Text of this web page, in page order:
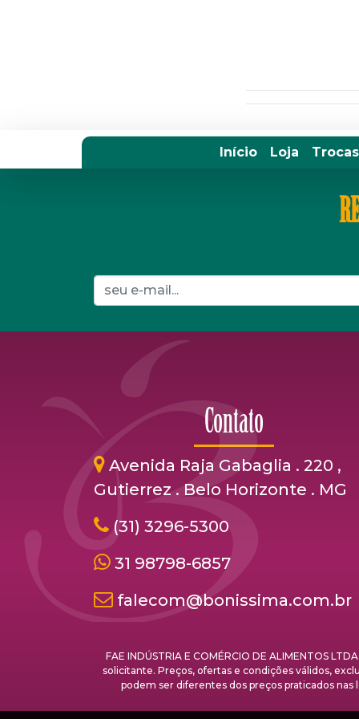
Início Loja
Contato
Avenida Raja Gabaglia . 220 ,
Gutierrez . Belo Horizonte . MG
(31) 3296-5300
31 98798-6857
falecom@bonissima.com.br
FAE INDÚSTRIA E COMÉRCIO DE ALIMENTOS
solicitante. Preços, ofertas e condições válidos,
podem ser diferentes dos preços praticados nas